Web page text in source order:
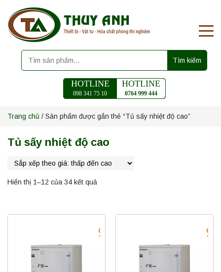
Tìm kiếm
HOTLINE
098 341 75 10
HOTLINE
0764 999 444
Trang chủ / Sản phẩm được gắn thẻ “Tủ sấy nhiệt độ cao”
Tủ sấy nhiệt độ cao
Hiển thị 1–12 của 34 kết quả